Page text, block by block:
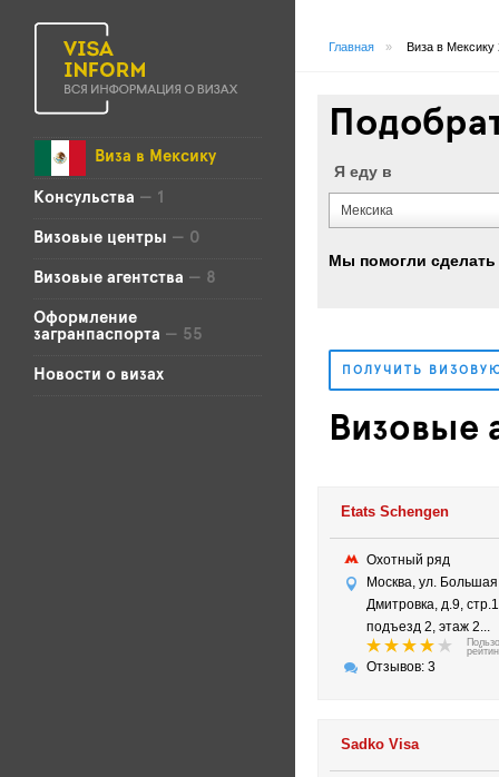
Виза в Мексику
Консульства — 1
Визовые центры — 0
Визовые агентства — 8
Оформление
загранпаспорта — 55
Новости о визах
Главная » Виза в Мексику
Я еду в
Мексика
Мы помогли
ПОЛУЧИТЬ
Визовые
Etats Schengen
Охотный ряд
Москва, ул. Большая
Дмитровка, д.9,
подъезд 2, этаж 2...
Отзывов: 3
Sadko Visa